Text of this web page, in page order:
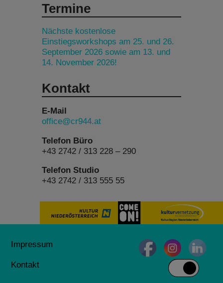
Termine
Nächste kostenlose
Einstiegsworkshops am 25. und 26.
September 2026 sowie am 13. und
14. November 2026!
Kontakt
E-Mail
office@cr944.at
Telefon Büro
+43 2742 / 313 228 – 290
Telefon Studio
+43 2742 / 313 555 55
Impressum
Kontakt